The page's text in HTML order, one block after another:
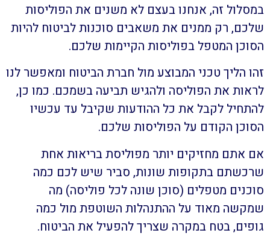
במסלול זה, אנחנו בעצם לא משנים את הפוליסות
שלכם, רק ממנים את משאבים סוכנות לביטוח להיות
הסוכן המטפל בפוליסות הקיימות שלכם.
זהו הליך טכני המבוצע מול חברת הביטוח ומאפשר לנו
לראות את הפוליסה ולהגיש תביעה בשמכם. כמו כן,
להתחיל לקבל את כל ההודעות שקיבל עד עכשיו
הסוכן הקודם על הפוליסות שלכם.
אם אתם מחזיקים יותר מפוליסת בריאות אחת
שרכשתם בתקופות שונות, סביר שיש לכם כמה
סוכנים מטפלים (סוכן שונה לכל פוליסה) מה
שמקשה מאוד על ההתנהלות השוטפת מול כמה
גופים, בטח במקרה שצריך להפעיל את הביטוח.